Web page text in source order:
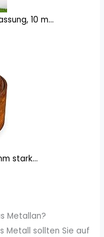
10 m...
stark...
Metallan?
Metall sollten Sie auf